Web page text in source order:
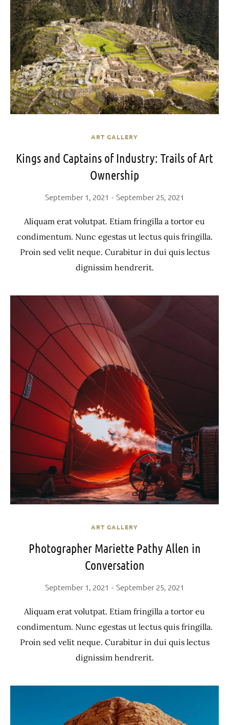
ART GALLERY
Kings and Captains of Industry: Trails of Art
Ownership
September 1, 2021 September 25, 2021
Aliquam erat volutpat. Etiam fringilla a tortor eu
condimentum. Nunc egestas ut lectus quis fringilla.
Proin sed velit neque. Curabitur in dui quis lectus
dignissim hendrerit.
ART GALLERY
Photographer Mariette Pathy Allen in
Conversation
September 1, 2021 September 25, 2021
Aliquam erat volutpat. Etiam fringilla a tortor eu
condimentum. Nunc egestas ut lectus quis fringilla.
Proin sed velit neque. Curabitur in dui quis lectus
dignissim hendrerit.